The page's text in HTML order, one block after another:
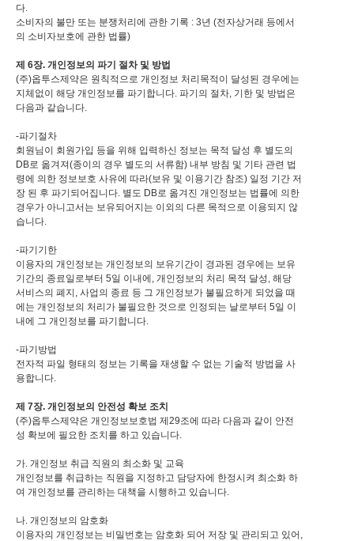
다.
소비자의 불만 또는 분쟁처리에 관한 기록 : 3년 (전자상거래 등에서
의 소비자보호에 관한 법률)
제 6장. 개인정보의 파기 절차 및 방법
(주)옵투스제약은 원칙적으로 개인정보 처리목적이 달성된 경우에는
지체없이 해당 개인정보를 파기합니다. 파기의 절차, 기한 및 방법은
다음과 같습니다.
-파기절차
회원님이 회원가입 등을 위해 입력하신 정보는 목적 달성 후 별도의
DB로 옮겨져(종이의 경우 별도의 서류함) 내부 방침 및 기타 관련 법
령에 의한 정보보호 사유에 따라(보유 및 이용기간 참조) 일정 기간 저
장 된 후 파기되어집니다. 별도 DB로 옮겨진 개인정보는 법률에 의한
경우가 아니고서는 보유되어지는 이외의 다른 목적으로 이용되지 않
습니다.
-파기기한
이용자의 개인정보는 개인정보의 보유기간이 경과된 경우에는 보유
기간의 종료일로부터 5일 이내에, 개인정보의 처리 목적 달성, 해당
서비스의 폐지, 사업의 종료 등 그 개인정보가 불필요하게 되었을 때
에는 개인정보의 처리가 불필요한 것으로 인정되는 날로부터 5일 이
내에 그 개인정보를 파기합니다.
-파기방법
전자적 파일 형태의 정보는 기록을 재생할 수 없는 기술적 방법을 사
용합니다.
제 7장. 개인정보의 안전성 확보 조치
(주)옵투스제약은 개인정보보호법 제29조에 따라 다음과 같이 안전
성 확보에 필요한 조치를 하고 있습니다.
가. 개인정보 취급 직원의 최소화 및 교육
개인정보를 취급하는 직원을 지정하고 담당자에 한정시켜 최소화 하
여 개인정보를 관리하는 대책을 시행하고 있습니다.
나. 개인정보의 암호화
이용자의 개인정보는 비밀번호는 암호화 되어 저장 및 관리되고 있어,